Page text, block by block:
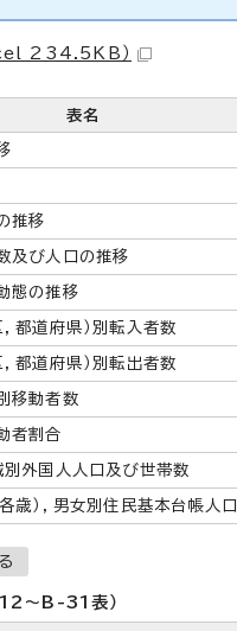
234.5KB）
表名
推移
及び人口の推移
態の推移
，都道府県）別転入者数
，都道府県）別転出者数
移動者数
者割合
別外国人人口及び世帯数
各歳），男女別住民基本台帳人口
～B-31表）